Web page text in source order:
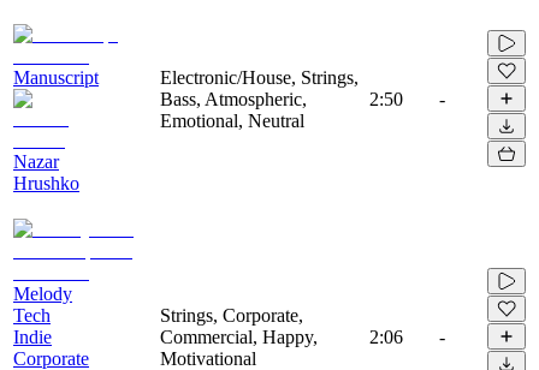
Manuscript
Nazar
Hrushko
Electronic/House, Strings,
Bass, Atmospheric,
Emotional, Neutral
2:50 -
Melody
Tech
Indie
Corporate
Strings, Corporate,
Commercial, Happy,
Motivational
2:06 -